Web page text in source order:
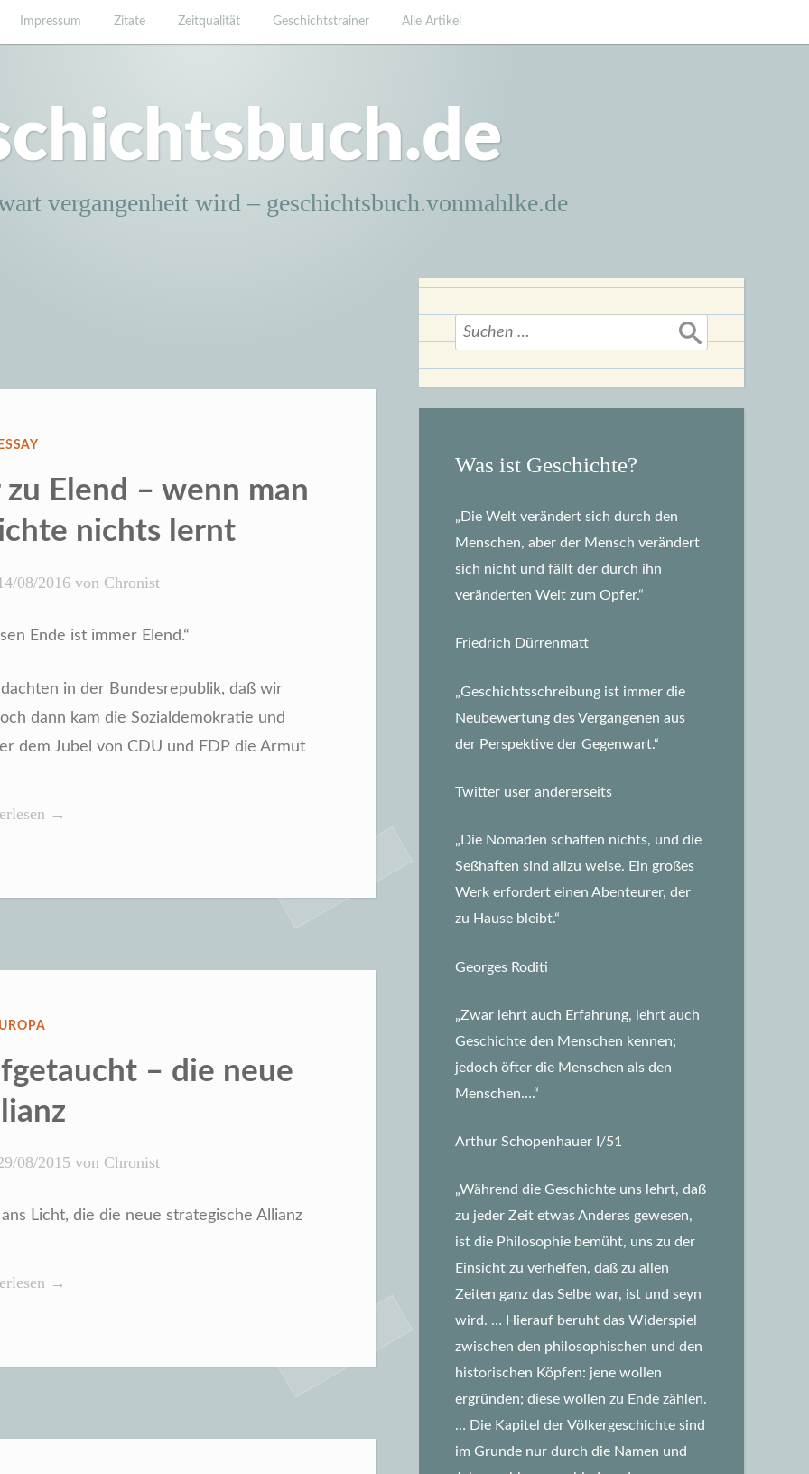
Impressum Zitate Zeitqualität Geschichtstrainer Alle Artikel
vergangenheit wird – geschichtsbuch.vonmahlke.de
VERÖFFENTLICHT
ESSAY
Elend – wenn man
nichts lernt
08/2016von Chronist
Ende ist immer Elend.“
in der Bundesrepublik, daß wir
dann kam die Sozialdemokratie und
dem Jubel von CDU und FDP die Armut
→
– die neue
08/2015 von Chronist
Licht, die die neue strategische Allianz
→
Suchen
nach:
Was ist Geschichte?
„Die Welt verändert sich durch den
Menschen, aber der Mensch verändert
sich nicht und fällt der durch ihn
veränderten Welt zum Opfer.“
Friedrich Dürrenmatt
„Geschichtsschreibung ist immer die
Neubewertung des Vergangenen aus
der Perspektive der Gegenwart.“
Twitter user andererseits
„Die Nomaden schaffen nichts, und die
Seßhaften sind allzu weise. Ein großes
Werk erfordert einen Abenteurer, der
zu Hause bleibt.“
Georges Roditi
„Zwar lehrt auch Erfahrung, lehrt auch
Geschichte den Menschen kennen;
jedoch öfter die Menschen als den
Menschen….“
Arthur Schopenhauer I/51
„Während die Geschichte uns lehrt, daß
zu jeder Zeit etwas Anderes gewesen,
ist die Philosophie bemüht, uns zu der
Einsicht zu verhelfen, daß zu allen
Zeiten ganz das Selbe war, ist und seyn
wird. … Hierauf beruht das Widerspiel
zwischen den philosophischen und den
historischen Köpfen: jene wollen
ergründen; diese wollen zu Ende zählen.
… Die Kapitel der Völkergeschichte sind
im Grunde nur durch die Namen und